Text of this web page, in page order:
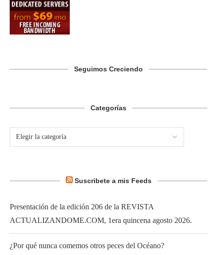
Seguimos Creciendo
Categorías
Suscribete a mis Feeds
Presentación de la edición 206 de la REVISTA
ACTUALIZANDOME.COM, 1era quincena agosto 2026.
¿Por qué nunca comemos otros peces del Océano?